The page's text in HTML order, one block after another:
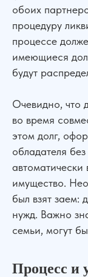
обоих
процедуру
процессе
имеющиеся
будут
Очевидно, что
во время
этом долг,
обладателя
имущество.
был взят заем:
нужд. Важно
семьи, могут
Процесс и